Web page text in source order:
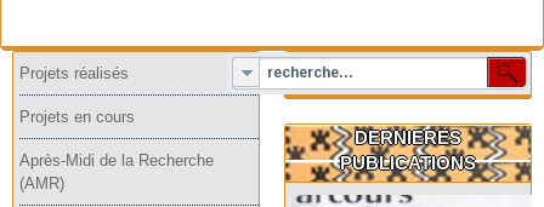
Projets réalisés
Projets en cours
Après-Midi de la Recherche
(AMR)
DERNIERES
PUBLICATIONS